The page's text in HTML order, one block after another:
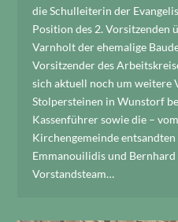
die Schulleiterin der
Position des 2. Vorsitzenden
Varnholt der ehemalige
Vorsitzender des
sich aktuell noch um weitere
Stolpersteinen in Wunstorf
Kassenführer sowie die –
Kirchengemeinde
Emmanouilidis und
Vorstandsteam…